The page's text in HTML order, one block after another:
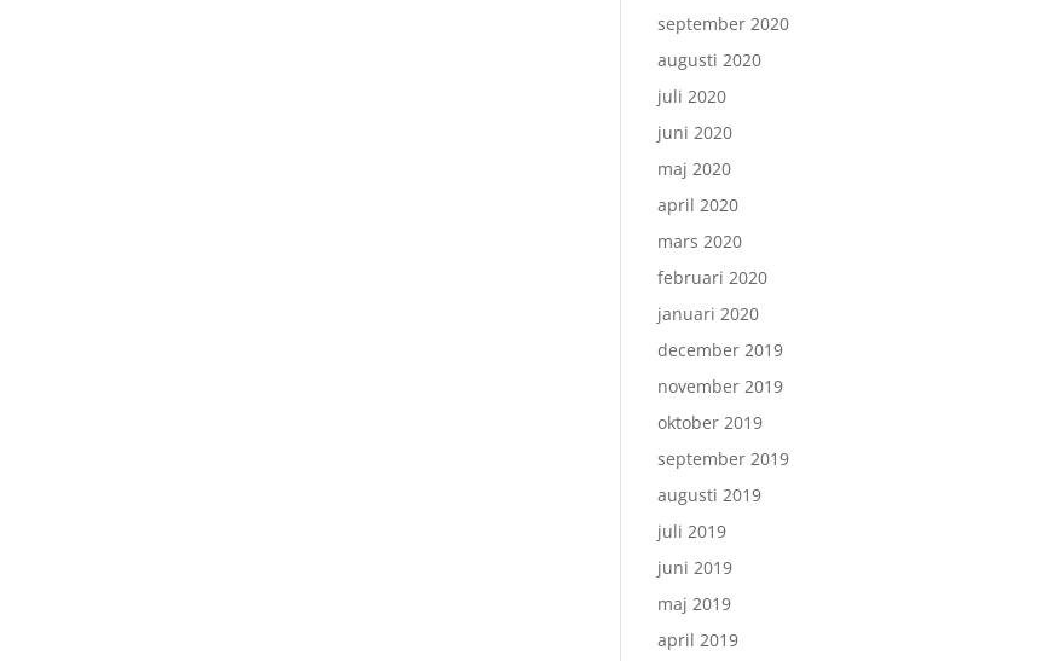
september 2020
augusti 2020
juli 2020
juni 2020
maj 2020
april 2020
mars 2020
februari 2020
januari 2020
december 2019
november 2019
oktober 2019
september 2019
augusti 2019
juli 2019
juni 2019
maj 2019
april 2019